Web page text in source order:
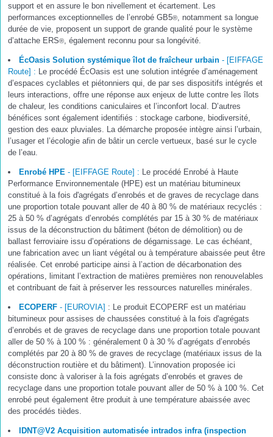
support et en assure le bon nivellement et écartement. Les
performances exceptionnelles de l’enrobé GB5®
, notamment sa longue
durée de vie, proposent un support de grande qualité pour le système
d’attache ERS® , également reconnu pour sa longévité.
ÉcOasis Solution systémique îlot de fraîcheur urbain - [EIFFAGE
Route] : Le procédé ÉcOasis est une solution intégrée d’aménagement
d’espaces cyclables et piétonniers qui, de par ses dispositifs intégrés et
leurs interactions, offre une réponse aux enjeux de lutte contre les îlots
de chaleur, les conditions caniculaires et l’inconfort local. D’autres
bénéfices sont également identifiés : stockage carbone, biodiversité,
gestion des eaux pluviales. La démarche proposée intègre ainsi l’urbain,
l’usager et l’écologie afin de bâtir un cercle vertueux, basé sur le cycle
de l’eau.
Enrobé HPE - [EIFFAGE Route] : Le procédé Enrobé à Haute
Performance Environnementale (HPE) est un matériau bitumineux
constitué à la fois d'agrégats d’enrobés et de graves de recyclage dans
une proportion totale pouvant aller de 40 à 80 % de matériaux recyclés :
25 à 50 % d’agrégats d’enrobés complétés par 15 à 30 % de matériaux
issus de la déconstruction du bâtiment (béton de démolition) ou de
ballast ferroviaire issu d’opérations de dégarnissage. Le cas échéant,
une fabrication avec un liant végétal ou à température abaissée peut être
réalisée. Cet enrobé participe ainsi à l’action de décarbonation des
opérations, limitant l’extraction de matières premières non renouvelables
et contribuant de fait à préserver les ressources naturelles minérales.
ECOPERF - [EUROVIA] : Le produit ECOPERF est un matériau
bitumineux pour assises de chaussées constitué à la fois d'agrégats
d’enrobés et de graves de recyclage dans une proportion totale pouvant
aller de 50 % à 100 % : généralement 0 à 30 % d’agrégats d’enrobés
complétés par 20 à 80 % de graves de recyclage (matériaux issus de la
déconstruction routière et du bâtiment). L’innovation proposée ici
consiste donc à valoriser à la fois agrégats d’enrobés et graves de
recyclage dans une proportion totale pouvant aller de 50 % à 100 %. Cet
enrobé peut également être produit à une température abaissée avec
des procédés tièdes.
IDNT@V2 Acquisition automatisée intrados infra (inspection